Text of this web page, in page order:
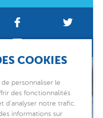
COOKIES
personnaliser le
des fonctionnalités
d’analyser notre trafic.
informations sur